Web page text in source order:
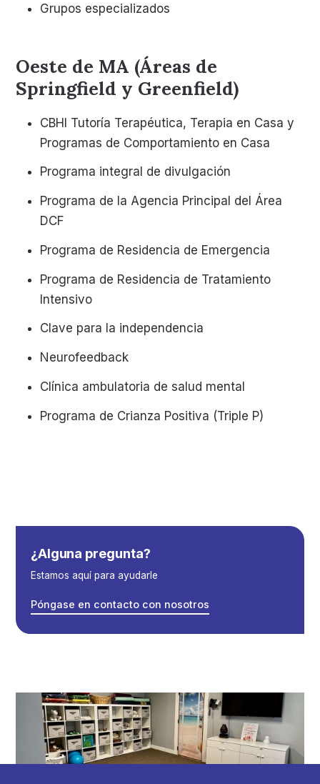
Grupos especializados
Oeste de MA (Áreas de
Springfield y Greenfield)
CBHI Tutoría Terapéutica, Terapia en Casa y
Programas de Comportamiento en Casa
Programa integral de divulgación
Programa de la Agencia Principal del Área
DCF
Programa de Residencia de Emergencia
Programa de Residencia de Tratamiento
Intensivo
Clave para la independencia
Neurofeedback
Clínica ambulatoria de salud mental
Programa de Crianza Positiva (Triple P)
¿Alguna pregunta?
Estamos aquí para ayudarle
Póngase en contacto con nosotros